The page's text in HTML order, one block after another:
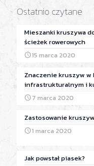
Ostatnio czytane
Mieszanki kruszywa
ścieżek rowerowych
15 marca 2020
Znaczenie kruszyw
infrastrukturalnym i
7 marca 2020
Zastosowanie kruszyw
1 marca 2020
Jak powstał piasek?